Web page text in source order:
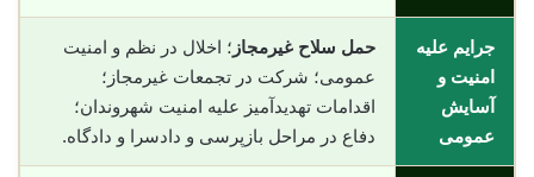
جرایم علیه
امنیت و
آسایش
عمومی
حمل سلاح غیرمجاز ؛ اخلال در نظم و امنیت
عمومی؛ شرکت در تجمعات غیرمجاز؛
اقدامات تهدیدآمیز علیه امنیت شهروندان؛
دفاع در مراحل بازپرسی و دادسرا و دادگاه.